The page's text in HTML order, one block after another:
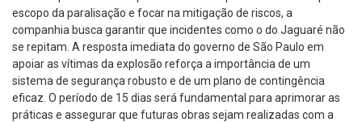
escopo da paralisação e focar na mitigação de riscos, a
companhia busca garantir que incidentes como o do Jaguaré não
se repitam. A resposta imediata do governo de São Paulo em
apoiar as vítimas da explosão reforça a importância de um
sistema de segurança robusto e de um plano de contingência
eficaz. O período de 15 dias será fundamental para aprimorar as
práticas e assegurar que futuras obras sejam realizadas com a